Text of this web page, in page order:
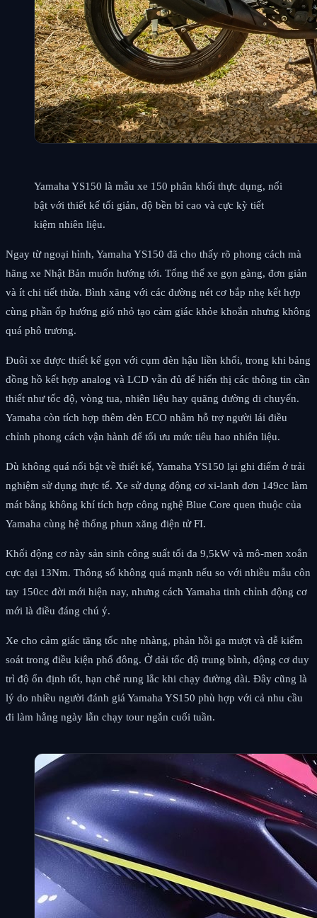
Yamaha YS150 là mẫu xe 150 phân khối thực dụng, nổi
bật với thiết kế tối giản, độ bền bỉ cao và cực kỳ tiết
kiệm nhiên liệu.
Ngay từ ngoại hình, Yamaha YS150 đã cho thấy rõ phong cách mà
hãng xe Nhật Bản muốn hướng tới. Tổng thể xe gọn gàng, đơn giản
và ít chi tiết thừa. Bình xăng với các đường nét cơ bắp nhẹ kết hợp
cùng phần ốp hướng gió nhỏ tạo cảm giác khỏe khoắn nhưng không
quá phô trương.
Đuôi xe được thiết kế gọn với cụm đèn hậu liền khối, trong khi bảng
đồng hồ kết hợp analog và LCD vẫn đủ để hiển thị các thông tin cần
thiết như tốc độ, vòng tua, nhiên liệu hay quãng đường di chuyển.
Yamaha còn tích hợp thêm đèn ECO nhằm hỗ trợ người lái điều
chỉnh phong cách vận hành để tối ưu mức tiêu hao nhiên liệu.
Dù không quá nổi bật về thiết kế, Yamaha YS150 lại ghi điểm ở trải
nghiệm sử dụng thực tế. Xe sử dụng động cơ xi-lanh đơn 149cc làm
mát bằng không khí tích hợp công nghệ Blue Core quen thuộc của
Yamaha cùng hệ thống phun xăng điện tử FI.
Khối động cơ này sản sinh công suất tối đa 9,5kW và mô-men xoắn
cực đại 13Nm. Thông số không quá mạnh nếu so với nhiều mẫu côn
tay 150cc đời mới hiện nay, nhưng cách Yamaha tinh chỉnh động cơ
mới là điều đáng chú ý.
Xe cho cảm giác tăng tốc nhẹ nhàng, phản hồi ga mượt và dễ kiểm
soát trong điều kiện phố đông. Ở dải tốc độ trung bình, động cơ duy
trì độ ổn định tốt, hạn chế rung lắc khi chạy đường dài. Đây cũng là
lý do nhiều người đánh giá Yamaha YS150 phù hợp với cả nhu cầu
đi làm hằng ngày lẫn chạy tour ngắn cuối tuần.